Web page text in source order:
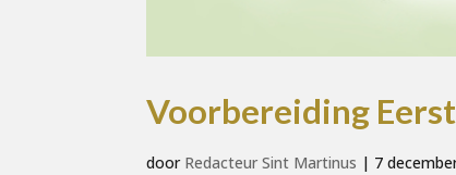
Voorbereiding
door Redacteur Sint Martinus | 7